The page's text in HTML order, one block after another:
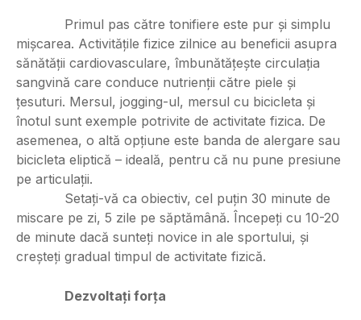
Primul pas către tonifiere este pur și simplu
mișcarea. Activitățile fizice zilnice au beneficii asupra
sănătății cardiovasculare, îmbunătățește circulația
sangvină care conduce nutrienții către piele și
țesuturi. Mersul, jogging-ul, mersul cu bicicleta și
înotul sunt exemple potrivite de activitate fizica. De
asemenea, o altă opțiune este banda de alergare sau
bicicleta eliptică – ideală, pentru că nu pune presiune
pe articulații.
Setați-vă ca obiectiv, cel puțin 30 minute de
miscare pe zi, 5 zile pe săptămână. Începeți cu 10-20
de minute dacă sunteți novice in ale sportului, și
creșteți gradual timpul de activitate fizică.
Dezvoltați forța